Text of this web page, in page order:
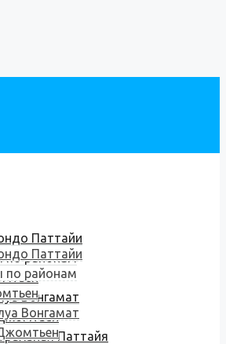
Паттайи
по районам
Вонгамат
Паттайя
Паттайи
по районам
Вонгамат